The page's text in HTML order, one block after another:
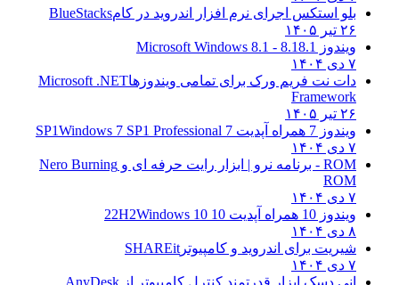
بلو استکس اجرای نرم افزار اندروید در کامBlueStacks
۲۶ تیر ۱۴۰۵
ویندوز 8.1
8.1 - Microsoft Windows 8.1
۷ دی ۱۴۰۴
دات نت فریم ورک برای تمامی ویندوزهاMicrosoft .NET
Framework
۲۶ تیر ۱۴۰۵
ویندوز 7 همراه آپدیت 7 SP1
Windows 7 SP1 Professional
۷ دی ۱۴۰۴
ROM - برنامه نرو | ابزار رایت حرفه ای و
Nero Burning
ROM
۷ دی ۱۴۰۴
ویندوز 10 همراه آپدیت 10 22H2
Windows 10
۸ دی ۱۴۰۴
شیریت برای اندروید و کامپیوتر SHAREit
۷ دی ۱۴۰۴
انی دسک ابزار قدرتمند کنترل کامپیوتر از AnyDesk